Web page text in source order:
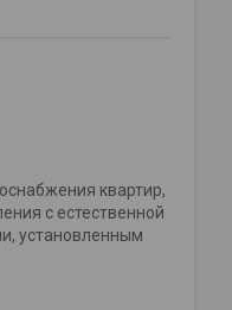
квартир,
с естественной
установленным